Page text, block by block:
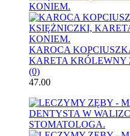
KAROCA
KARETA KRÓLEWNY
(0)
47.00